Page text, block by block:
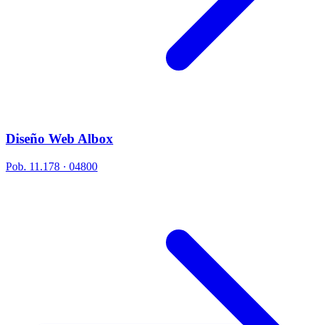
Diseño Web Albox
Pob. 11.178 · 04800